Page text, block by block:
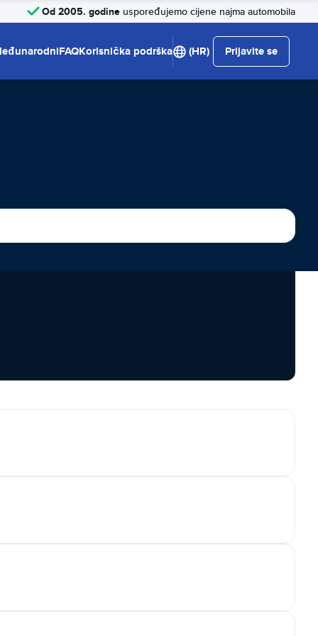
Od 2005. godine uspoređujemo cijene najma automobila
FAQKorisnička podrška (HR) Prijavite se